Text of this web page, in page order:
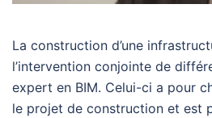
La construction d’une
l’intervention conjointe de
expert en BIM. Celui-ci a pour
le projet de construction et est